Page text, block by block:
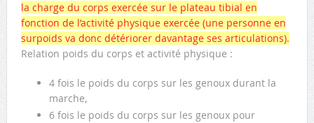
la charge du corps exercée sur le plateau tibial en
fonction de l’activité physique exercée (une personne en
surpoids va donc détériorer davantage ses articulations).
Relation poids du corps et activité physique :
4 fois le poids du corps sur les genoux durant la
marche,
6 fois le poids du corps sur les genoux pour